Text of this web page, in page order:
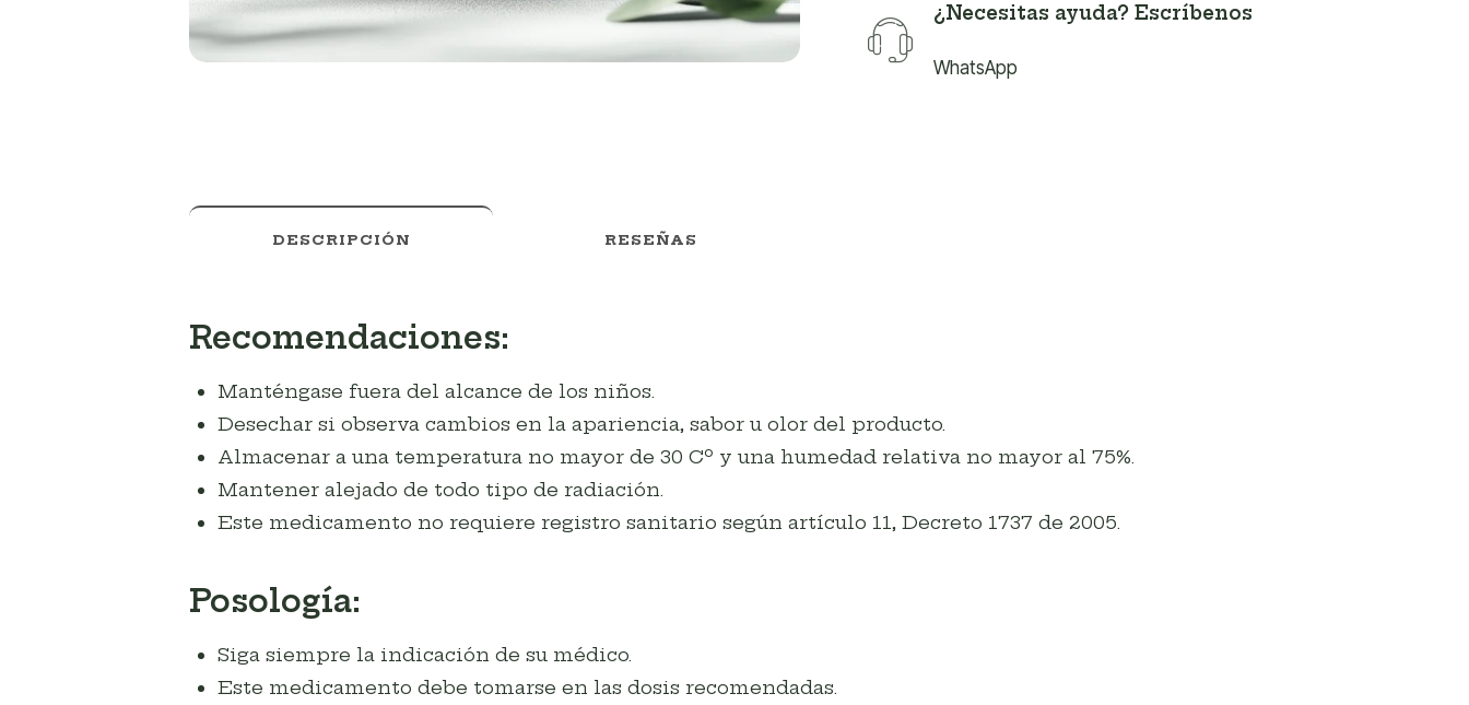
¿Necesitas ayuda? Escríbenos
WhatsApp
DESCRIPCIÓN RESEÑAS
Recomendaciones:
Manténgase fuera del alcance de los niños.
Desechar si observa cambios en la apariencia, sabor u olor del producto.
Almacenar a una temperatura no mayor de 30 Cº y una humedad relativa no mayor al 75%.
Mantener alejado de todo tipo de radiación.
Este medicamento no requiere registro sanitario según artículo 11, Decreto 1737 de 2005.
Posología:
Siga siempre la indicación de su médico.
Este medicamento debe tomarse en las dosis recomendadas.